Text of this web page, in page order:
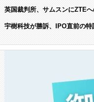
英国裁判所、サムスンにZTE
宇樹科技が勝訴、IPO直前の特